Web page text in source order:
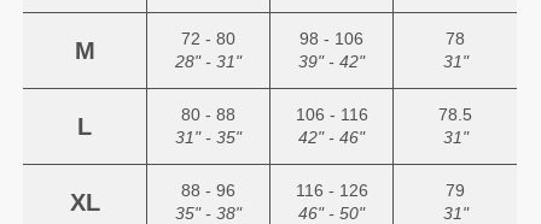
M
72 - 80
28" - 31"
98 - 106
39" - 42"
78
31"
L
80 - 88
31" - 35"
106 - 116
42" - 46"
78.5
31"
XL
88 - 96
35" - 38"
116 - 126
46" - 50"
79
31"